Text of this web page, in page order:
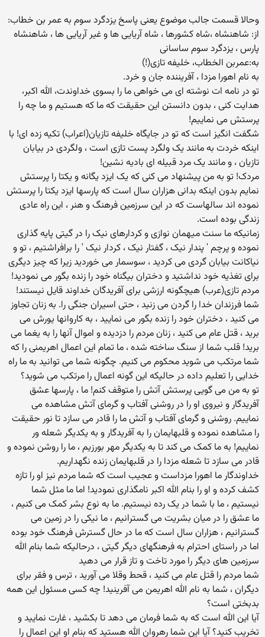
وحالا قسمت جالب موضوع یعنی پاسخ یزدگرد سوم به عمر بن خطاب:
از: شاهنشاه ،شاه کشورها ، شاه آریایی ها و غیر آریایی ها ، شاهنشاه
پارس ، یزدگرد سوم ساسانی
به:عمربن الخطاب، خلیفه تازی(!)
به نام اهورا مزدا ، آفریننده جان و خرد.
تو در نامه ات نوشته ای می خواهی ما را بسوی خداوندت، الله اکبر،
هدایت کنی ، بدون دانستن این حقیقت که ما که هستیم و ما چه را
پرستش می نماییم!
شگفت انگیز است که تو در جایگاه خلیفه تازیان(اعراب) تکیه زده ای! با
اینکه خردت به مانند یک ولگرد پست تازی است ، ولگردی در بیابان
تازیان ، و مانند یک مرد قبیله ای بادیه نشین!
مردک! تو به من پیشنهاد می کنی که یک ایزد یگانه و یکتا را پرستش
نمایم بدون اینکه بدانی هزاران سال است که پارسها ایزد یکتا را پرستش
نموده اند سالهاست که در این سرزمین فرهنگ و هنر ، این راه عادی
زندگی بوده است.
زمانیکه ما سنت میهمان نوازی و کردارهای نیک را در گیتی پایه گذاری
نموده و پرچم ' پندار نیک ، گفتار نیک ، کردار نیک ' را برافراشتیم ، تو و
نیاکانت بیابان گردی می کردید ، سوسمار می خوردید زیرا که چیز دیگری
برای تغذیه خود نداشتید و دختران بیگناه خود را زنده بگور می نمودید!
مردم تازی(عرب) هیچگونه ارزشی برای آفریدگان خداوند قایل نیستند!
شما فرزندان خدا را گردن می زنید ، حتی اسیران جنگی را. به زنان تجاوز
می کنید ، دختران خود را زنده بگور می نمایید ، به کاروانها یورش می
برید ، قتل عام می کنید ، زنان مردم را دزدیده و اموال آنها را به یغما می
برید! قلب شما از سنگ ساخته شده ، ما تمام این اعمال اهریمنی را که
شما مرتکب می شوید محکوم می کنیم. چگونه شما می توانید به ما راه
خدایی را تعلیم داده در حالیکه این گونه اعمال را مرتکب می شوید؟
تو به من می گویی پرستش آتش را متوقف کنم! ما ، پارسها عشق
آفریدگار و نیروی او را در روشنی آفتاب و گرمای آتش مشاهده می
نماییم. روشنی و گرمای آفتاب و آتش ما را قادر می سازد تا نور حقیقت
را مشاهده نموده و قلبهایمان را به آفریدگار و به یکدیگر شعله ور
نماییم! به ما کمک می کند تا به یکدیگر مهر بورزیم ، ما را روشن نموده و
قادر می سازد تا شعله مزدا را در قلبهایمان زنده نگهداریم.
خداوندگار ما اهورا مزداست و عجیب است که شما مردم نیز او را تازه
کشف کرده و او را بنام الله اکبر نامگذاری نمودید! اما ما مثل شما
نیستیم ، ما با شما در یک رده نیستیم. ما به نوع بشر کمک می کنیم ،
ما عشق را در میان بشریت می گسترانیم ، ما نیکی را در زمین می
گسترانیم ، هزاران سال است که ما در حال گسترش فرهنگ خود بوده
اما در راستای احترام به فرهنگهای دیگر گیتی ، درحالیکه شما بنام الله
سرزمین های دیگر را مورد تاخت و تاز قرار می دهید
شما مردم را قتل عام می کنید ، قحط وقلا می آورید ، ترس و فقر برای
دیگران ، شما به نام الله اهریمن می آفرینید! چه کسی مسئول این همه
بدبختی است؟
آیا این الله است که به شما فرمان می دهد تا بکشید ، غارت نمایید و
تخریب کنید؟ آیا این شما رهروان الله هستید که بنام او این اعمال را